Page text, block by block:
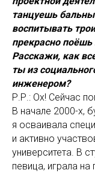
танцуешь
воспитывать
прекрасно
Расскажи, как
ты из
инженером?
Р.Р.: Ох! Сейчас
В начале 2000-х,
я осваивала
и активно
университета. В
певица, играла на